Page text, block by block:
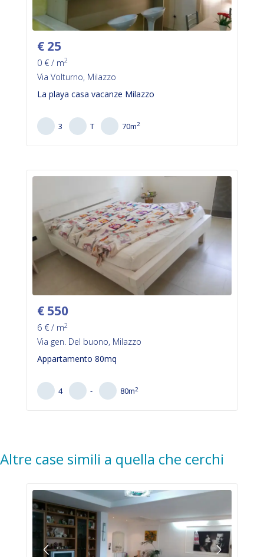
€ 25
0 € / m2
Via Volturno, Milazzo
La playa casa vacanze Milazzo
3 T 70m2
€ 550
6 € / m2
Via gen. Del buono, Milazzo
Appartamento 80mq
4 - 80m2
Altre case simili a quella che cerchi